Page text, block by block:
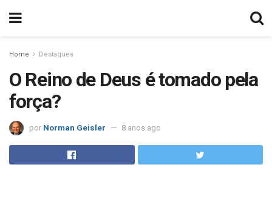
Home Destaques
O Reino de Deus é tomado pela
força?
por Norman Geisler 8 anos ago